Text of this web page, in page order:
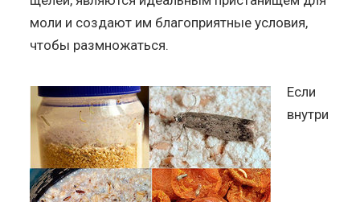
моли и создают им благоприятные условия,
чтобы размножаться.
Если
внутри